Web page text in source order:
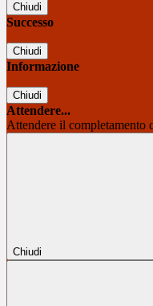
Chiudi
Successo
Chiudi
Informazione
Chiudi
Attendere...
Attendere il completamento
Chiudi